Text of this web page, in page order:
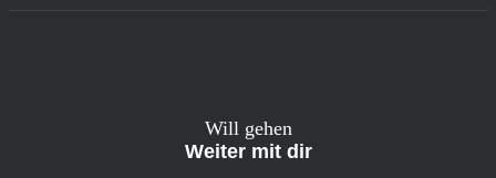
Will gehen
Weiter mit dir